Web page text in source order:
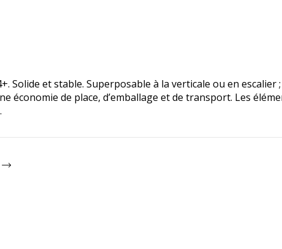
Solide et stable. Superposable à la verticale ou en escalier
économie de place, d’emballage et de transport. Les